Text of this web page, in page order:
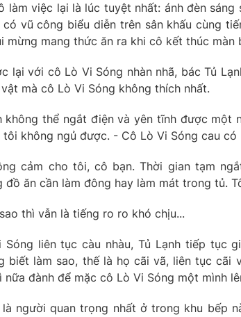
làm việc lại là lúc tuyệt nhất: ánh đèn
có vũ công biểu diễn trên sân khấu cùng
mừng mang thức ăn ra khi cô kết thúc màn
lại với cô Lò Vi Sóng nhàn nhã, bác Tủ
vật mà cô Lò Vi Sóng không thích nhất.
không thể ngắt điện và yên tĩnh được một
tôi không ngủ được. - Cô Lò Vi Sóng cau có
cảm cho tôi, cô bạn. Thời gian tạm
đồ ăn cần làm đông hay làm mát trong tủ.
thì vẫn là tiếng ro ro khó chịu...
Sóng liên tục càu nhàu, Tủ Lạnh tiếp tục
biết làm sao, thế là họ cãi vã, liên tục cãi
nữa đành để mặc cô Lò Vi Sóng một mình
người quan trọng nhất ở trong khu bếp